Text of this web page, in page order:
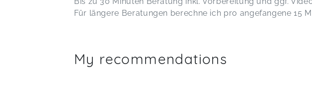
Für längere Beratungen berechne ich pro angefangene 15
My recommendations